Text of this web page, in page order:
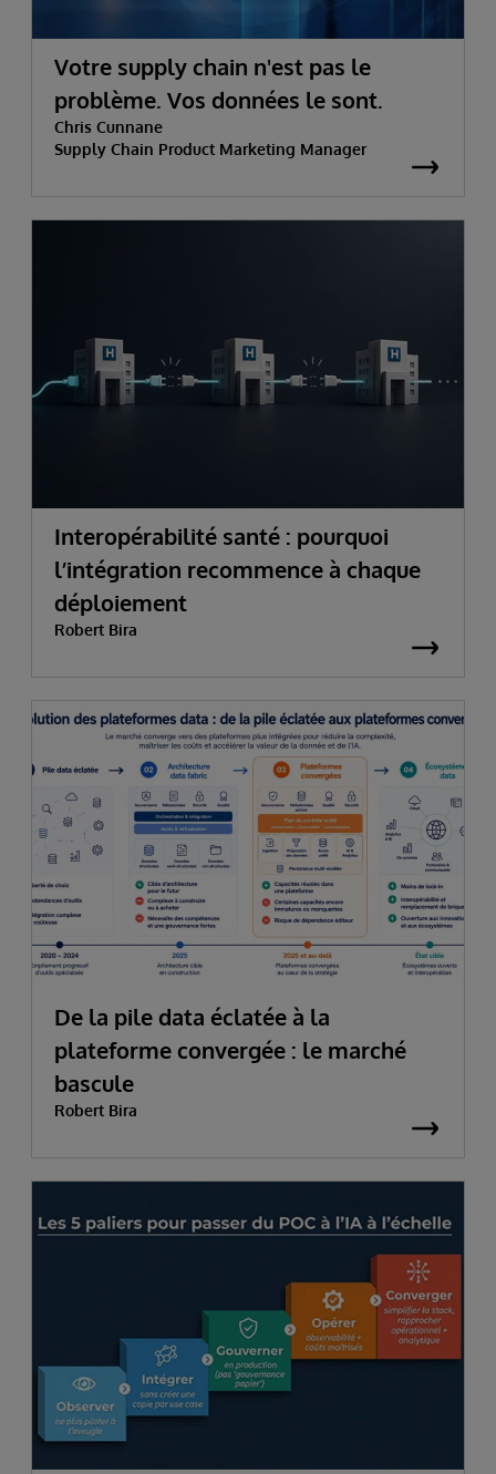
Votre supply chain n'est pas le
problème. Vos données le sont.
Chris Cunnane
Supply Chain Product Marketing Manager
Interopérabilité santé : pourquoi
l’intégration recommence à chaque
déploiement
Robert Bira
De la pile data éclatée à la
plateforme convergée : le marché
bascule
Robert Bira